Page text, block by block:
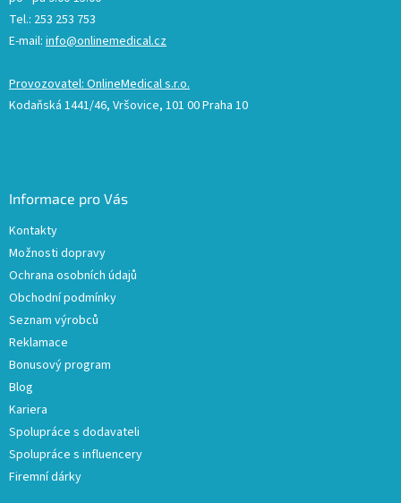
Tel.: 253 253 753
E-mail: info@onlinemedical.cz
Provozovatel: OnlineMedical s.r.o.
Kodaňská 1441/46, Vršovice, 101 00 Praha 10
Informace pro Vás
Kontakty
Možnosti dopravy
Ochrana osobních údajů
Obchodní podmínky
Seznam výrobců
Reklamace
Bonusový program
Blog
Kariera
Spolupráce s dodavateli
Spolupráce s influencery
Firemní dárky